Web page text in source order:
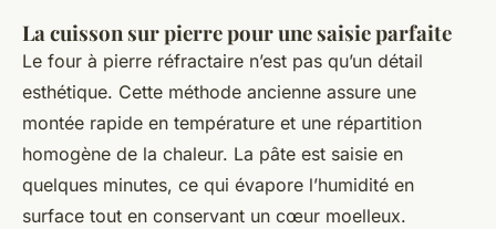
La cuisson sur pierre pour une saisie parfaite
Le four à pierre réfractaire n’est pas qu’un détail
esthétique. Cette méthode ancienne assure une
montée rapide en température et une répartition
homogène de la chaleur. La pâte est saisie en
quelques minutes, ce qui évapore l’humidité en
surface tout en conservant un cœur moelleux.